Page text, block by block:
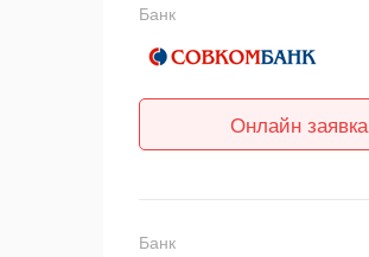
Банк
Онлайн заявка
Банк